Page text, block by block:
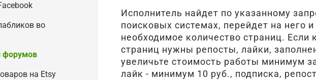
во
форумов
на Etsy
Исполнитель найдет по указанному
поисковых системах, перейдет на него
необходимое количество страниц. Если
страниц нужны репосты, лайки,
увеличьте стоимость работы минимум
лайк - минимум 10 руб., подписка,